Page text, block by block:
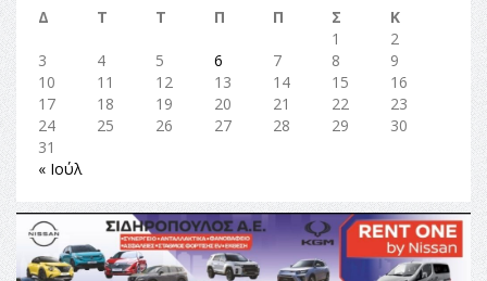
Δ
Τ Τ Π Π Σ
Κ
1
2
3
4 5 6 7 8
9
10
11 12 13 14 15
16
17
18 19 20 21 22
23
24
25 26 27 28 29
30
31
« Ιούλ